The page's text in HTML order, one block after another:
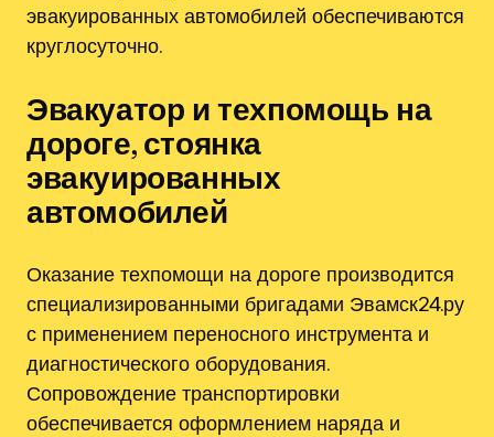
эвакуированных автомобилей обеспечиваются
круглосуточно.
Эвакуатор и техпомощь на
дороге, стоянка
эвакуированных
автомобилей
Оказание техпомощи на дороге производится
специализированными бригадами Эвамск24.ру
с применением переносного инструмента и
диагностического оборудования.
Сопровождение транспортировки
обеспечивается оформлением наряда и